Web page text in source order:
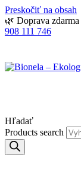
Preskočiť na obsah
🌿 Doprava
908 111 746
Hľadať
Products search